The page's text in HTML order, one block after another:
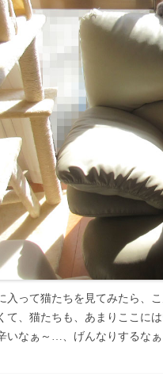
入って猫たちを見てみたら、
て、猫たちも、あまりここに
いなぁ～…、げんなりするなぁ